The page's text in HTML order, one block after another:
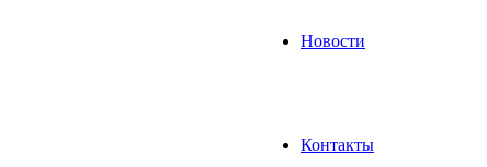
Новости
Контакты